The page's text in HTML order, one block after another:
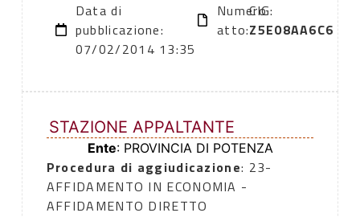
Data di
pubblicazione:
07/02/2014 13:35
Numero
atto:
CIG:
Z5E08AA6C6
STAZIONE APPALTANTE
Ente: PROVINCIA DI POTENZA
Procedura di aggiudicazione: 23-
AFFIDAMENTO IN ECONOMIA -
AFFIDAMENTO DIRETTO